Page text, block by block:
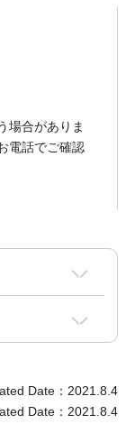
場合がありま
電話でご確認
Date：2021.8.4
Date：2021.8.4